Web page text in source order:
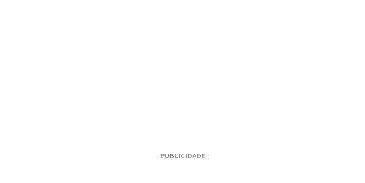
PUBLICIDADE